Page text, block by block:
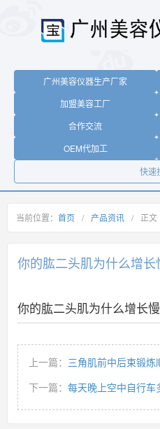
广州美容仪器生产厂家
加盟美容工厂
合作交流
OEM代加工
快速
当前位置： 首页 / 产品资讯 / 正文
你的肱二头肌为什么增长
你的肱二头肌为什么增长慢
上一篇： 三角肌前中后束锻炼
下一篇： 每天晚上空中自行车